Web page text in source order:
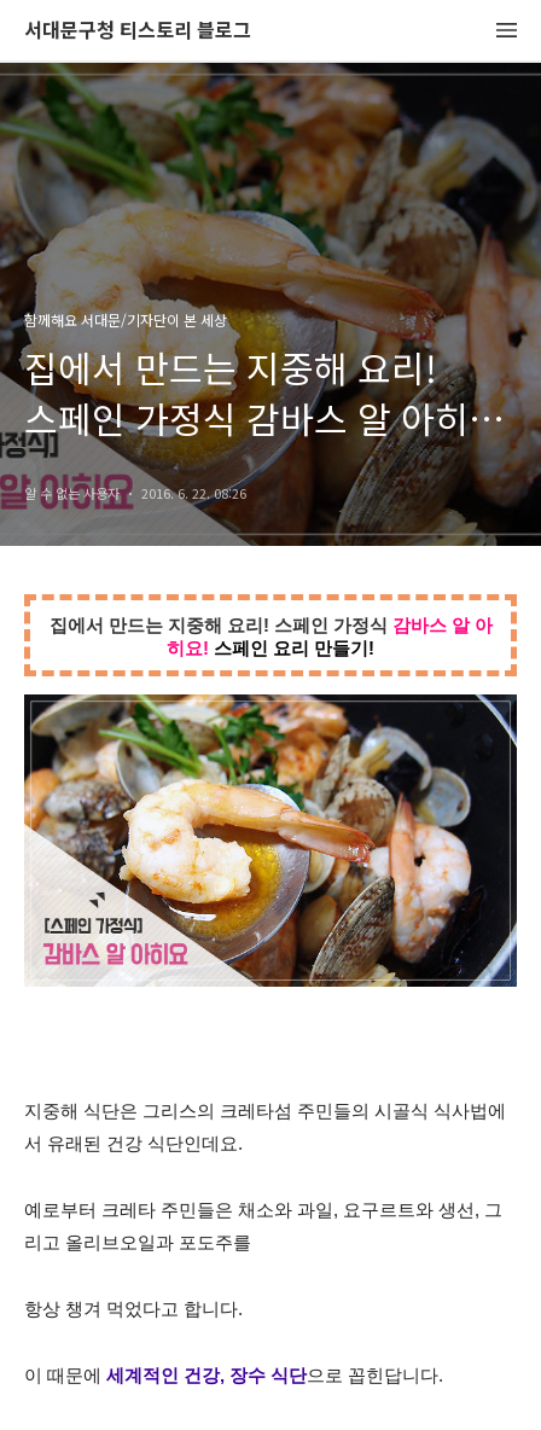
서대문구청 티스토리 블로그
함께해요 서대문/기자단이 본 세상
집에서 만드는 지중해 요리!
스페인 가정식 감바스 알 아히요!
스페인 요리 만들기!
알 수 없는 사용자 2016. 6. 22. 08:26
집에서 만드는 지중해 요리! 스페인 가정식 감바스 알 아
히요! 스페인 요리 만들기!
지중해 식단은 그리스의 크레타섬 주민들의 시골식 식사법에
서 유래된 건강 식단인데요.
예로부터 크레타 주민들은 채소와 과일, 요구르트와 생선, 그
리고 올리브오일과 포도주를
항상 챙겨 먹었다고 합니다.
이 때문에 세계적인 건강, 장수 식단으로 꼽힌답니다.